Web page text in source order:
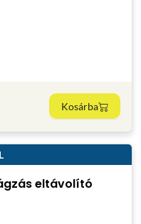
Kosárba
eltávolító